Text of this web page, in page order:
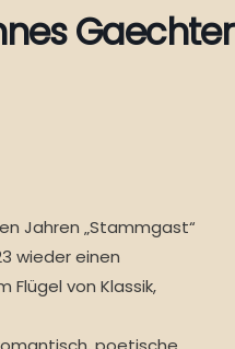
Gaechter
Jahren „Stammgast“
wieder einen
von Klassik,